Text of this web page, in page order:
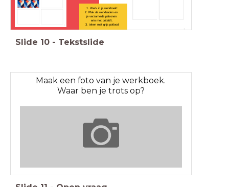
1. Werk in je werkboek!
2. Plak de werkbladen en
je verzamelde patronen
erin met pritstift.
3. teken met grijs potlood
Slide 10 - Tekstslide
Maak een foto van je werkboek.
Waar ben je trots op?